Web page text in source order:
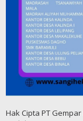
Hak Cipta PT